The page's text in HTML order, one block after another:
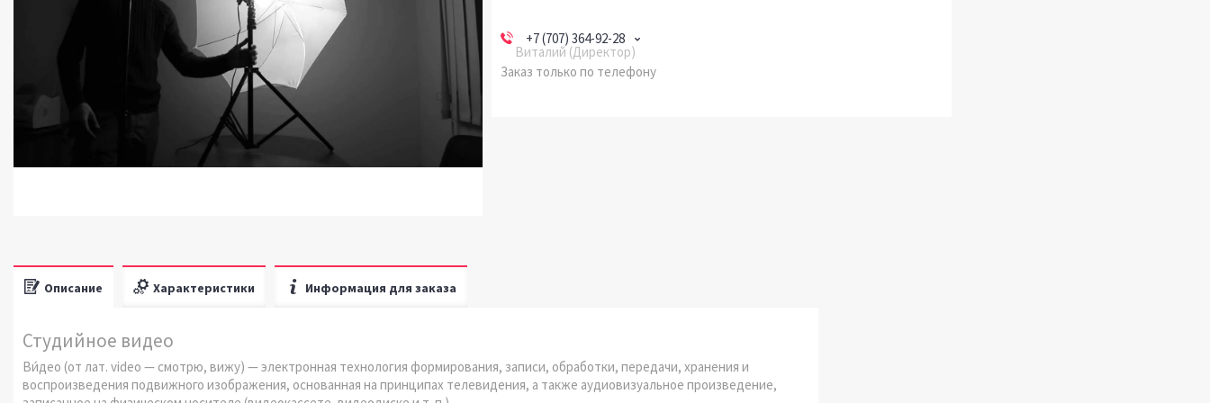
+7 (707) 364-92-28
Виталий (Директор)
Заказ только по телефону
Описание Характеристики Информация для заказа
Студийное видео
Ви́део (от лат. video — смотрю, вижу) — электронная технология формирования, записи, обработки, передачи, хранения и
воспроизведения подвижного изображения, основанная на принципах телевидения, а также аудиовизуальное произведение,